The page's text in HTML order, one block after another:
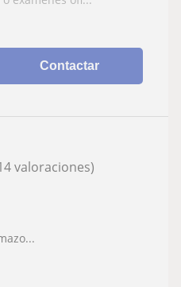
Contactar
valoraciones)